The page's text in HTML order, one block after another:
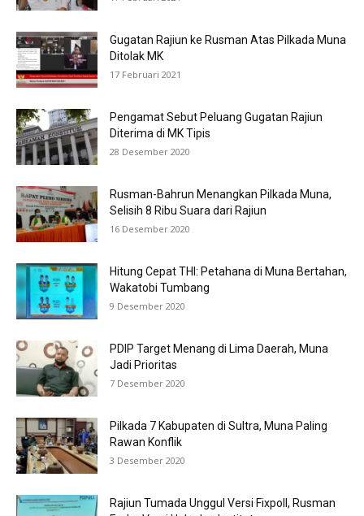
Gugatan Rajiun ke Rusman Atas Pilkada Muna
Ditolak MK
17 Februari 2021
Pengamat Sebut Peluang Gugatan Rajiun
Diterima di MK Tipis
28 Desember 2020
Rusman-Bahrun Menangkan Pilkada Muna,
Selisih 8 Ribu Suara dari Rajiun
16 Desember 2020
Hitung Cepat THI: Petahana di Muna Bertahan,
Wakatobi Tumbang
9 Desember 2020
PDIP Target Menang di Lima Daerah, Muna
Jadi Prioritas
7 Desember 2020
Pilkada 7 Kabupaten di Sultra, Muna Paling
Rawan Konflik
3 Desember 2020
Rajiun Tumada Unggul Versi Fixpoll, Rusman